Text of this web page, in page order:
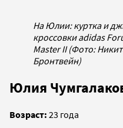
На Юлии: куртка и
кроссовки adidas
Master II (Фото:
Бронтвейн)
Юлия
Возраст: 23 года